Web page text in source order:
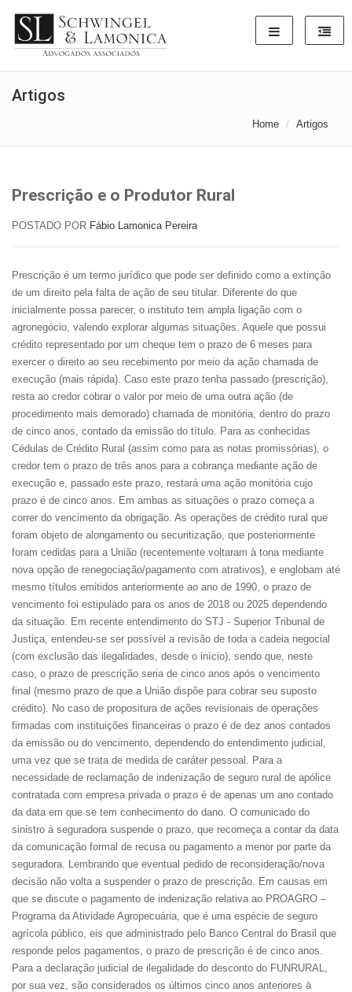
Artigos
Home Artigos
Prescrição e o Produtor Rural
POSTADO POR Fábio Lamonica Pereira
Prescrição é um termo jurídico que pode ser definido como a extinção
de um direito pela falta de ação de seu titular. Diferente do que
inicialmente possa parecer, o instituto tem ampla ligação com o
agronegócio, valendo explorar algumas situações. Aquele que possui
crédito representado por um cheque tem o prazo de 6 meses para
exercer o direito ao seu recebimento por meio da ação chamada de
execução (mais rápida). Caso este prazo tenha passado (prescrição),
resta ao credor cobrar o valor por meio de uma outra ação (de
procedimento mais demorado) chamada de monitória, dentro do prazo
de cinco anos, contado da emissão do título. Para as conhecidas
Cédulas de Crédito Rural (assim como para as notas promissórias), o
credor tem o prazo de três anos para a cobrança mediante ação de
execução e, passado este prazo, restará uma ação monitória cujo
prazo é de cinco anos. Em ambas as situações o prazo começa a
correr do vencimento da obrigação. As operações de crédito rural que
foram objeto de alongamento ou securitização, que posteriormente
foram cedidas para a União (recentemente voltaram à tona mediante
nova opção de renegociação/pagamento com atrativos), e englobam até
mesmo títulos emitidos anteriormente ao ano de 1990, o prazo de
vencimento foi estipulado para os anos de 2018 ou 2025 dependendo
da situação. Em recente entendimento do STJ - Superior Tribunal de
Justiça, entendeu-se ser possível a revisão de toda a cadeia negocial
(com exclusão das ilegalidades, desde o início), sendo que, neste
caso, o prazo de prescrição seria de cinco anos após o vencimento
final (mesmo prazo de que a União dispõe para cobrar seu suposto
crédito). No caso de propositura de ações revisionais de operações
firmadas com instituições financeiras o prazo é de dez anos contados
da emissão ou do vencimento, dependendo do entendimento judicial,
uma vez que se trata de medida de caráter pessoal. Para a
necessidade de reclamação de indenização de seguro rural de apólice
contratada com empresa privada o prazo é de apenas um ano contado
da data em que se tem conhecimento do dano. O comunicado do
sinistro à seguradora suspende o prazo, que recomeça a contar da data
da comunicação formal de recusa ou pagamento a menor por parte da
seguradora. Lembrando que eventual pedido de reconsideração/nova
decisão não volta a suspender o prazo de prescrição. Em causas em
que se discute o pagamento de indenização relativa ao PROAGRO –
Programa da Atividade Agropecuária, que é uma espécie de seguro
agrícola público, eis que administrado pelo Banco Central do Brasil que
responde pelos pagamentos, o prazo de prescrição é de cinco anos.
Para a declaração judicial de ilegalidade do desconto do FUNRURAL,
por sua vez, são considerados os últimos cinco anos anteriores à